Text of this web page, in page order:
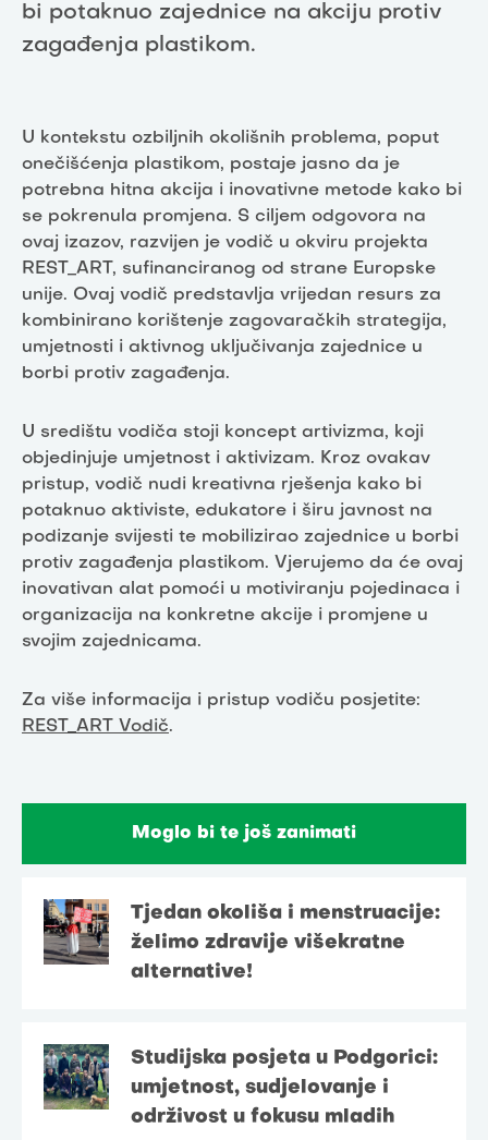
bi potaknuo zajednice na akciju protiv
zagađenja plastikom.
U kontekstu ozbiljnih okolišnih problema, poput
onečišćenja plastikom, postaje jasno da je
potrebna hitna akcija i inovativne metode kako bi
se pokrenula promjena. S ciljem odgovora na
ovaj izazov, razvijen je vodič u okviru projekta
REST_ART, sufinanciranog od strane Europske
unije. Ovaj vodič predstavlja vrijedan resurs za
kombinirano korištenje zagovaračkih strategija,
umjetnosti i aktivnog uključivanja zajednice u
borbi protiv zagađenja.
U središtu vodiča stoji koncept artivizma, koji
objedinjuje umjetnost i aktivizam. Kroz ovakav
pristup, vodič nudi kreativna rješenja kako bi
potaknuo aktiviste, edukatore i širu javnost na
podizanje svijesti te mobilizirao zajednice u borbi
protiv zagađenja plastikom. Vjerujemo da će ovaj
inovativan alat pomoći u motiviranju pojedinaca i
organizacija na konkretne akcije i promjene u
svojim zajednicama.
Za više informacija i pristup vodiču posjetite:
REST_ART Vodič.
Moglo bi te još zanimati
Tjedan okoliša i menstruacije:
želimo zdravije višekratne
alternative!
Studijska posjeta u Podgorici:
umjetnost, sudjelovanje i
održivost u fokusu mladih